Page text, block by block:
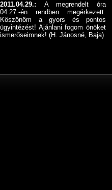
2011.04.29.: A megrendelt óra
04.27.-én rendben megérkezett.
Köszönöm a gyors és pontos
ügyintézést! Ajánlani fogom önöket
ismerőseimnek! (H. Jánosné, Baja)